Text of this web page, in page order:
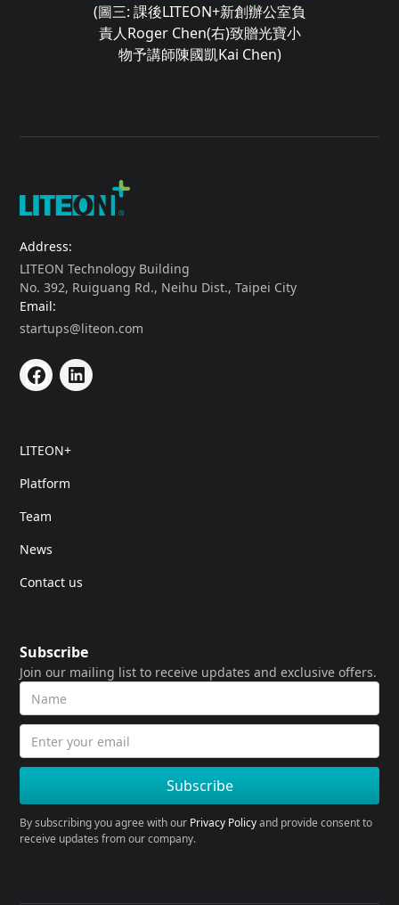
(圖三: 課後LITEON+新創辦公室負
責人Roger Chen(右)致贈光寶小
物予講師陳國凱Kai Chen)
Address:
LITEON Technology Building
No. 392, Ruiguang Rd., Neihu Dist., Taipei City
Email:
startups@liteon.com
LITEON+
Platform
Team
News
Contact us
Subscribe
Join our mailing list to receive updates and exclusive offers.
By subscribing you agree with our Privacy Policyand provide consent to
receive updates from our company.